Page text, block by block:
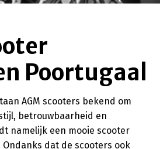
Poortugaal
AGM scooters bekend om
betrouwbaarheid en
namelijk een mooie scooter
dat de scooters ook